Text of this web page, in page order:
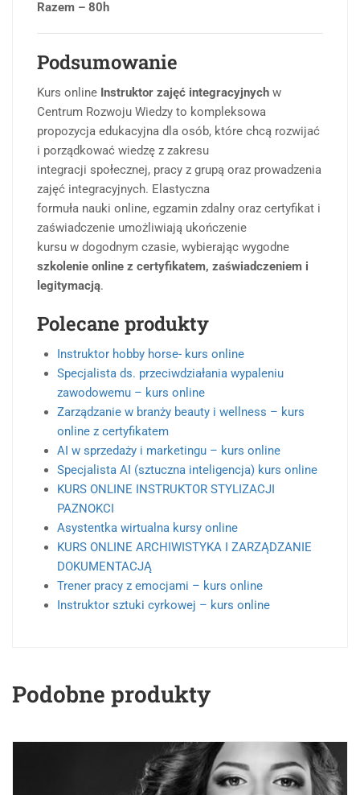
Razem – 80h
Podsumowanie
Kurs online Instruktor zajęć integracyjnych w
Centrum Rozwoju Wiedzy to kompleksowa
propozycja edukacyjna dla osób, które chcą rozwijać
i porządkować wiedzę z zakresu
integracji społecznej, pracy z grupą oraz prowadzenia
zajęć integracyjnych. Elastyczna
formuła nauki online, egzamin zdalny oraz certyfikat i
zaświadczenie umożliwiają ukończenie
kursu w dogodnym czasie, wybierając wygodne
szkolenie online z certyfikatem, zaświadczeniem i
legitymacją.
Polecane produkty
Instruktor hobby horse- kurs online
Specjalista ds. przeciwdziałania wypaleniu
zawodowemu – kurs online
Zarządzanie w branży beauty i wellness – kurs
online z certyfikatem
AI w sprzedaży i marketingu – kurs online
Specjalista AI (sztuczna inteligencja) kurs online
KURS ONLINE INSTRUKTOR STYLIZACJI
PAZNOKCI
Asystentka wirtualna kursy online
KURS ONLINE ARCHIWISTYKA I ZARZĄDZANIE
DOKUMENTACJĄ
Trener pracy z emocjami – kurs online
Instruktor sztuki cyrkowej – kurs online
Podobne produkty